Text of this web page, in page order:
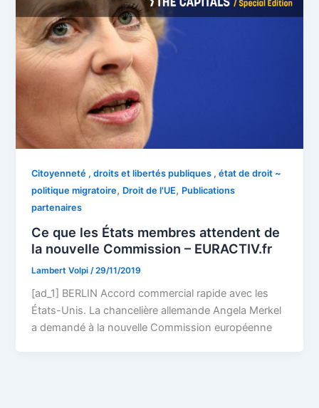
Citoyenneté , droits et libertés publiques , état de droit ~
politique migratoire, Droit de l'UE, Publications
partenaires
Ce que les États membres attendent de
la nouvelle Commission – EURACTIV.fr
Lambert Volpi /29/11/2019
[ad_1] BERLIN Accord commercial rapide avec les
États-Unis. La chancelière allemande Angela Merkel
a demandé à la nouvelle Commission européenne